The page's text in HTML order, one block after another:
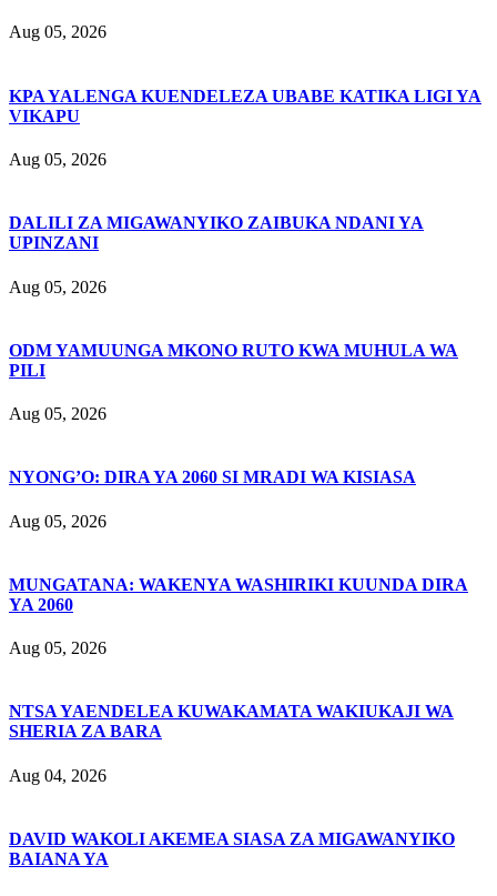
Aug 05, 2026
KPA YALENGA KUENDELEZA UBABE KATIKA LIGI YA
VIKAPU
Aug 05, 2026
DALILI ZA MIGAWANYIKO ZAIBUKA NDANI YA
UPINZANI
Aug 05, 2026
ODM YAMUUNGA MKONO RUTO KWA MUHULA WA
PILI
Aug 05, 2026
NYONG’O: DIRA YA 2060 SI MRADI WA KISIASA
Aug 05, 2026
MUNGATANA: WAKENYA WASHIRIKI KUUNDA DIRA
YA 2060
Aug 05, 2026
NTSA YAENDELEA KUWAKAMATA WAKIUKAJI WA
SHERIA ZA BARA
Aug 04, 2026
DAVID WAKOLI AKEMEA SIASA ZA MIGAWANYIKO
BAIANA YA